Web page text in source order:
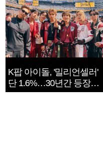
K팝 아이돌, '밀리언셀러'
단 1.6%…30년간 등장
1182개팀 전수조사